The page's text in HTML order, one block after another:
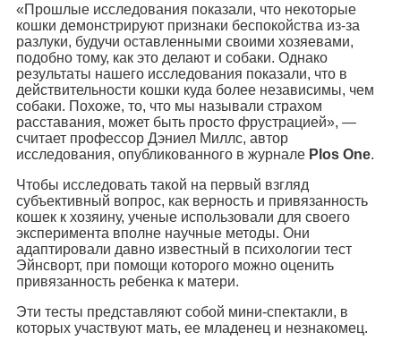
«Прошлые исследования показали, что некоторые
кошки демонстрируют признаки беспокойства из-за
разлуки, будучи оставленными своими хозяевами,
подобно тому, как это делают и собаки. Однако
результаты нашего исследования показали, что в
действительности кошки куда более независимы, чем
собаки. Похоже, то, что мы называли страхом
расставания, может быть просто фрустрацией», —
считает профессор Дэниел Миллс, автор
исследования, опубликованного в журнале Plos One.
Чтобы исследовать такой на первый взгляд
субъективный вопрос, как верность и привязанность
кошек к хозяину, ученые использовали для своего
эксперимента вполне научные методы. Они
адаптировали давно известный в психологии тест
Эйнсворт, при помощи которого можно оценить
привязанность ребенка к матери.
Эти тесты представляют собой мини-спектакли, в
которых участвуют мать, ее младенец и незнакомец.